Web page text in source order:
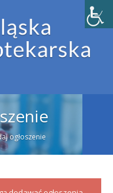
ogłoszenie